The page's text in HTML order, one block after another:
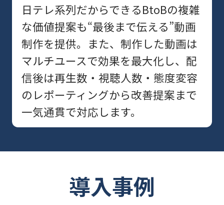
日テレ系列だからできるBtoBの複雑
な価値提案も“最後まで伝える”動画
制作を提供。また、制作した動画は
マルチユースで効果を最大化し、配
信後は再生数・視聴人数・態度変容
のレポーティングから改善提案まで
一気通貫で対応します。
導入事例